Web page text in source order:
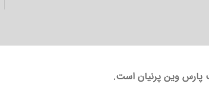
وین پرنیان است.